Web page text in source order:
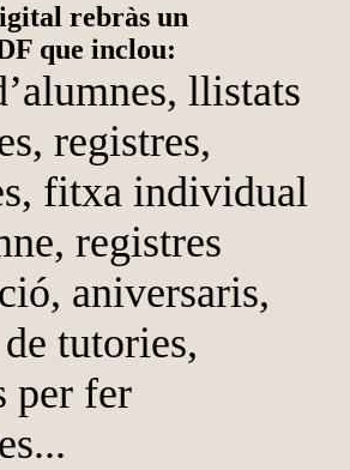
rebràs un
que inclou:
llistats
registres,
fitxa individual
registres
aniversaris,
tutories,
per fer